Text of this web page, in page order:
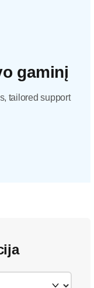
gaminį
tailored support